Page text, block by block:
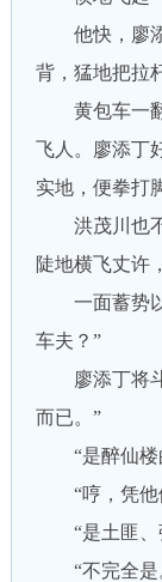
他快，廖添
背，猛地把拉
黄包车一翻
飞人。廖添丁
实地，便拳打
洪茂川也不
陡地横飞丈许
一面蓄势以
车夫？”
廖添丁将斗
而已。”
“是醉仙楼
“哼，凭他
“是土匪、
“不完全是